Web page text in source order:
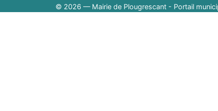
© 2026 — Mairie de Plougrescant - Portail